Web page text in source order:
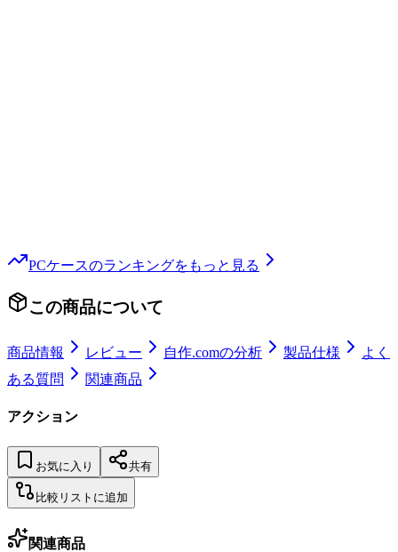
PCケースのランキングをもっと見る
この商品について
商品情報 レビュー 自作.comの分析 製品仕様
よく
ある質問
関連商品
アクション
お気に入り 共有
比較リストに追加
関連商品